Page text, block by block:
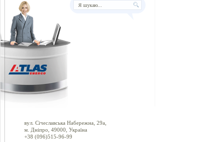
вул. Січеславська Набережна, 29а,
м. Дніпро, 49000, Україна
+38 (096)515-96-99